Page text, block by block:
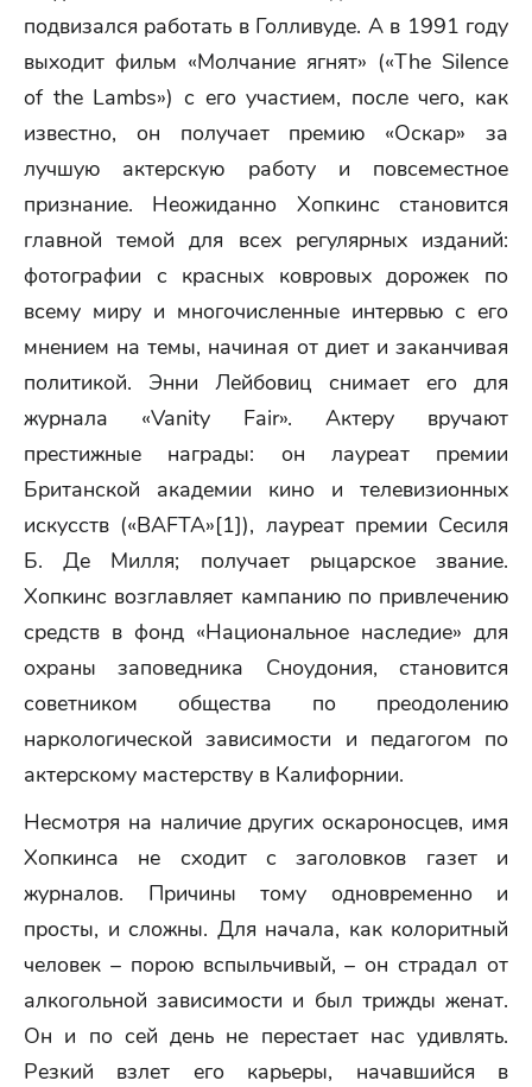
подвизался работать в Голливуде. А в 1991 году
выходит фильм «Молчание ягнят» («The Silence
of the Lambs») с его участием, после чего, как
известно, он получает премию «Оскар» за
лучшую актерскую работу и повсеместное
признание. Неожиданно Хопкинс становится
главной темой для всех регулярных изданий:
фотографии с красных ковровых дорожек по
всему миру и многочисленные интервью с его
мнением на темы, начиная от диет и заканчивая
политикой. Энни Лейбовиц снимает его для
журнала «Vanity Fair». Актеру вручают
престижные награды: он лауреат премии
Британской академии кино и телевизионных
искусств («BAFTA»[1]), лауреат премии Сесиля
Б. Де Милля; получает рыцарское звание.
Хопкинс возглавляет кампанию по привлечению
средств в фонд «Национальное наследие» для
охраны заповедника Сноудония, становится
советником общества по преодолению
наркологической зависимости и педагогом по
актерскому мастерству в Калифорнии.
Несмотря на наличие других оскароносцев, имя
Хопкинса не сходит с заголовков газет и
журналов. Причины тому одновременно и
просты, и сложны. Для начала, как колоритный
человек – порою вспыльчивый, – он страдал от
алкогольной зависимости и был трижды женат.
Он и по сей день не перестает нас удивлять.
Резкий взлет его карьеры, начавшийся в